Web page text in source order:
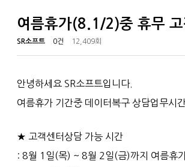
여름휴가(8.1/2)중 휴무 고
SR소프트 0건 12,409회
안녕하세요 SR소프트입니다.
여름휴가 기간중 데이터복구 상담업무시
★ 고객센터상담 가능 시간
: 8월 1일(목) ~ 8월 2일(금)까지 여름휴